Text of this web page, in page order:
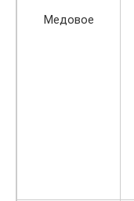
Медовое